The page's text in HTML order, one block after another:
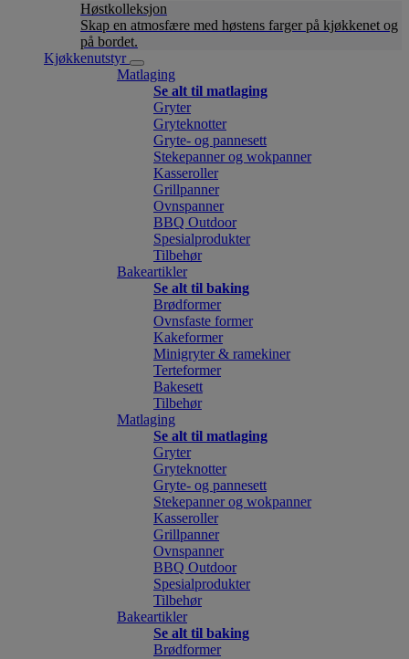
Høstkolleksjon
Skap en atmosfære med høstens farger på kjøkkenet og
på bordet.
Kjøkkenutstyr
Matlaging
Se alt til matlaging
Gryter
Gryteknotter
Gryte- og pannesett
Stekepanner og wokpanner
Kasseroller
Grillpanner
Ovnspanner
BBQ Outdoor
Spesialprodukter
Tilbehør
Bakeartikler
Se alt til baking
Brødformer
Ovnsfaste former
Kakeformer
Minigryter & ramekiner
Terteformer
Bakesett
Tilbehør
Matlaging
Se alt til matlaging
Gryter
Gryteknotter
Gryte- og pannesett
Stekepanner og wokpanner
Kasseroller
Grillpanner
Ovnspanner
BBQ Outdoor
Spesialprodukter
Tilbehør
Bakeartikler
Se alt til baking
Brødformer